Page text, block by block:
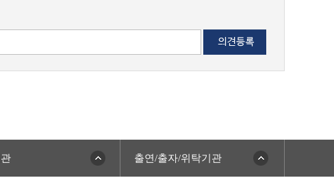
출연/출자/위탁기관